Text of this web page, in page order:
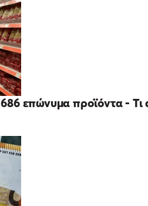
επώνυμα προϊόντα -